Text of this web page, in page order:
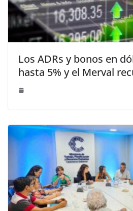
Los ADRs y bonos en
hasta 5% y el Merval